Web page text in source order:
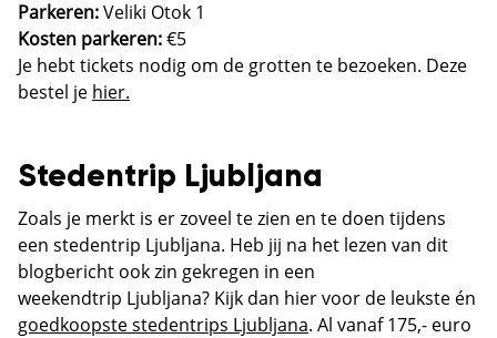
Parkeren:Veliki Otok 1
Kosten parkeren:€5
Je hebt tickets nodig om de grotten te bezoeken. Deze
bestel je hier.
Stedentrip Ljubljana
Zoals je merkt is er zoveel te zien en te doen tijdens
een stedentrip Ljubljana. Heb jij na het lezen van dit
blogbericht ook zin gekregen in een
weekendtrip Ljubljana? Kijk dan hier voor de leukste én
goedkoopste stedentrips Ljubljana. Al vanaf 175,- euro